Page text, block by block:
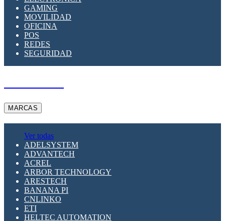
GAMING
MOVILIDAD
OFICINA
POS
REDES
SEGURIDAD
MARCAS
Ver todas
ADELSYSTEM
ADVANTECH
ACREL
ARBOR TECHNOLOGY
ARESTECH
BANANA PI
CNLINKO
ETI
HELTEC AUTOMATION